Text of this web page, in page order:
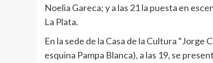
Noelia Gareca; y a las 21 la puesta en
La Plata.
En la sede de la Casa de la Cultura
esquina Pampa Blanca), a las 19, se